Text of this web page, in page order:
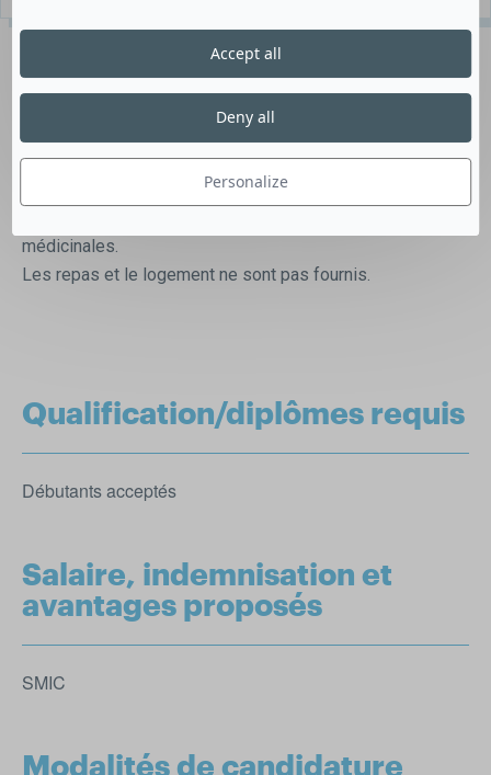
Description du poste
AGRI EMPLOI 26 recherche pour plusieurs de ses
adhérents sur tout le département de la Drôme, une
trentaine de personnes pour l’entretien soit manuellement
médicinales.
Les repas et le logement ne sont pas fournis.
Qualification/diplômes requis
Débutants acceptés
Salaire, indemnisation et
avantages proposés
SMIC
Modalités de candidature
Personalize
Deny all
Accept all